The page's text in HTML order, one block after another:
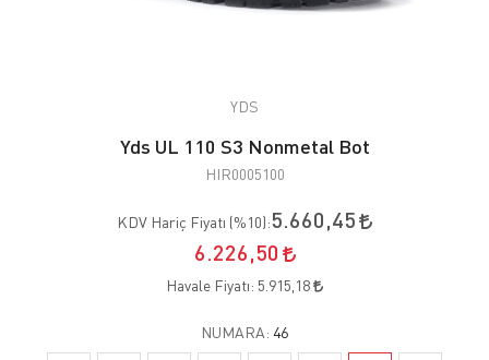
YDS
Yds UL 110 S3 Nonmetal Bot
HIR0005100
KDV Hariç Fiyatı (%10):5.660,45
6.226,50
Havale Fiyatı: 5.915,18
NUMARA: 46